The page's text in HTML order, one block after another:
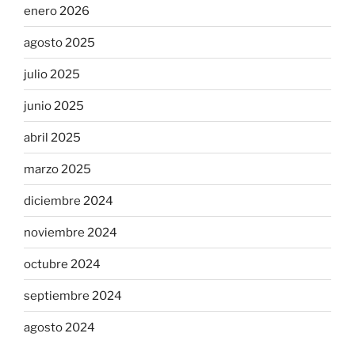
enero 2026
agosto 2025
julio 2025
junio 2025
abril 2025
marzo 2025
diciembre 2024
noviembre 2024
octubre 2024
septiembre 2024
agosto 2024